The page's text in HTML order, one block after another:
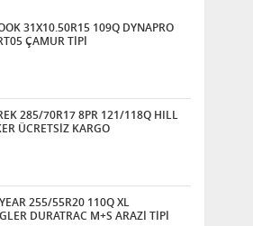
31X10.50R15 109Q DYNAPRO
ÇAMUR TİPİ
285/70R17 8PR 121/118Q HILL
ÜCRETSİZ KARGO
255/55R20 110Q XL
DURATRAC M+S ARAZİ TİPİ